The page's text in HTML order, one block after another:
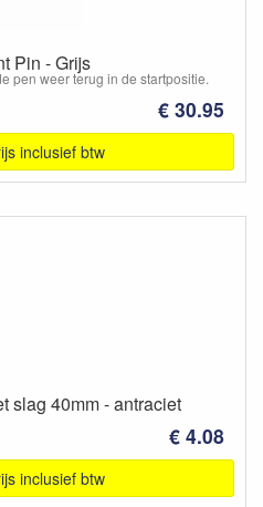
Pin - Grijs
pen weer terug in de startpositie.
€ 30.95
inclusief btw
slag 40mm - antraciet
€ 4.08
inclusief btw